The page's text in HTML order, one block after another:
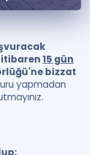
itibaren15 gün
bizzat
yapmadan